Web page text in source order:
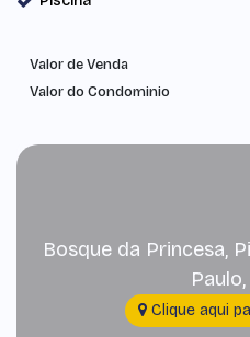
Valor de Venda
Valor do Condominio
Bosque da Princesa,
Paulo,
Clique aqui